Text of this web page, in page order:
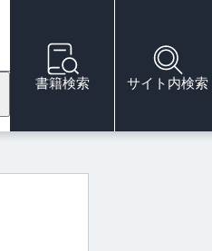
書籍検索 サイト内検索